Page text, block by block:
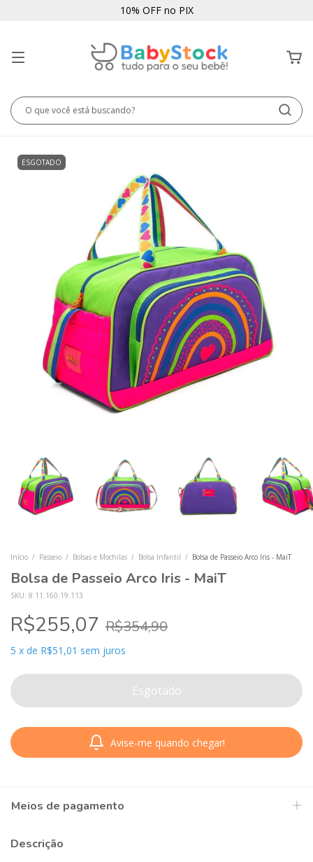
10% OFF no PIX
ESGOTADO
Início / Passeio / Bolsas e Mochilas / Bolsa Infantil / Bolsa de Passeio Arco Iris - MaiT
Bolsa de Passeio Arco Iris - MaiT
SKU: 8.11.160.19.113
R$255,07 R$354,90
5 x de R$51,01 sem juros
Avise-me quando chegar!
Meios de pagamento
Descrição